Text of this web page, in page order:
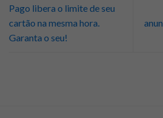
Pago libera o limite de seu
cartão na mesma hora.
Garanta o seu!